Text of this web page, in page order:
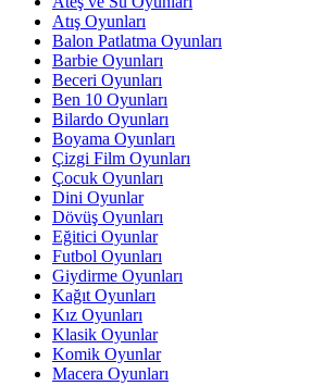
Atış Oyunları
Balon Patlatma Oyunları
Barbie Oyunları
Beceri Oyunları
Ben 10 Oyunları
Bilardo Oyunları
Boyama Oyunları
Çizgi Film Oyunları
Çocuk Oyunları
Dini Oyunlar
Dövüş Oyunları
Eğitici Oyunlar
Futbol Oyunları
Giydirme Oyunları
Kağıt Oyunları
Kız Oyunları
Klasik Oyunlar
Komik Oyunlar
Macera Oyunları